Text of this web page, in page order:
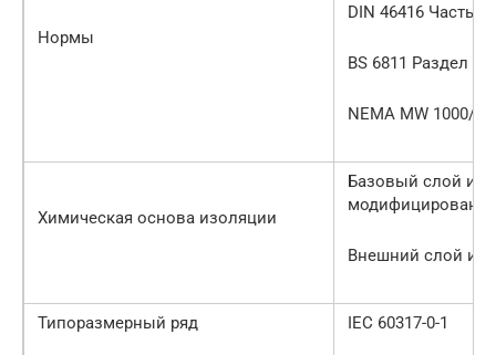
Нормы
DIN 46416 Часть 7
BS 6811 Раздел 3.3
NEMA MW 1000/
Химическая основа изоляции
Базовый слой из
Внешний слой из
Типоразмерный ряд IEC 60317-0-1